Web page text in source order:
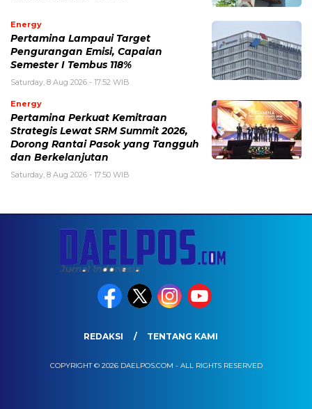
Energy
Pertamina Lampaui Target
Pengurangan Emisi, Capaian
Semester I Tembus 118%
Saturday, 8 Aug 2026 - 17:52 WIB
Energy
Pertamina Perkuat Kemitraan
Strategis Lewat SRM Summit 2026,
Dorong Rantai Pasok yang Tangguh
dan Berkelanjutan
Saturday, 8 Aug 2026 - 17:50 WIB
REDAKSI TENTANG KAMI
COPYRIGHT © 2026 DAELPOS.COM - ALL RIGHTS RESERVED